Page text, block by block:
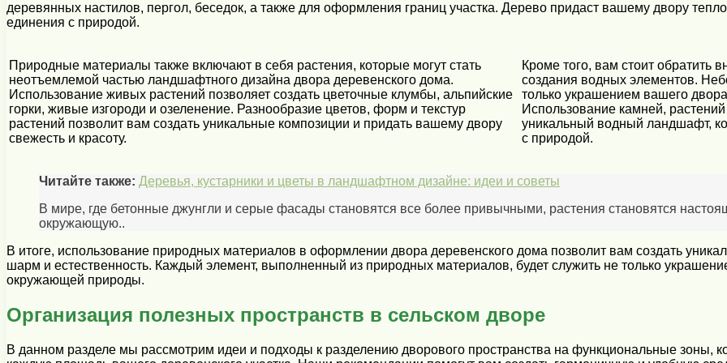
деревянных настилов, пергол, беседок, а также для оформления границ участка. Дерево придаст вашему двору
единения с природой.
Природные материалы также включают в себя растения, которые могут стать
неотъемлемой частью ландшафтного дизайна двора деревенского дома.
Использование живых растений позволяет создать цветочные клумбы, альпийские
горки, живые изгороди и озеленение. Разнообразие цветов, форм и текстур
растений позволит вам создать уникальные композиции и придать вашему двору
свежесть и красоту.
Кроме того, вам стоит обратить
создания водных элементов.
только украшением вашего
Использование камней,
уникальный водный ландшафт,
с природой.
Читайте также: Деревья, кустарники и цветы в ландшафтном дизайне: идеи и советы
В мире, где бетонные джунгли и серые фасады становятся все более привычными, растения становятся
окружающую..
В итоге, использование природных материалов в оформлении двора деревенского дома позволит вам создать
шарм и естественность. Каждый элемент, выполненный из природных материалов, будет служить не только
окружающей природы.
Организация полезных пространств в сельском дворе
В данном разделе мы рассмотрим идеи и подходы к разделению дворового пространства на функциональные зоны,